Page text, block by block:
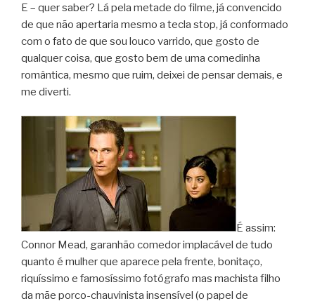
E – quer saber? Lá pela metade do filme, já convencido
de que não apertaria mesmo a tecla stop, já conformado
com o fato de que sou louco varrido, que gosto de
qualquer coisa, que gosto bem de uma comedinha
romântica, mesmo que ruim, deixei de pensar demais, e
me diverti.
É assim:
Connor Mead, garanhão comedor implacável de tudo
quanto é mulher que aparece pela frente, bonitaço,
riquíssimo e famosíssimo fotógrafo mas machista filho
da mãe porco-chauvinista insensível (o papel de